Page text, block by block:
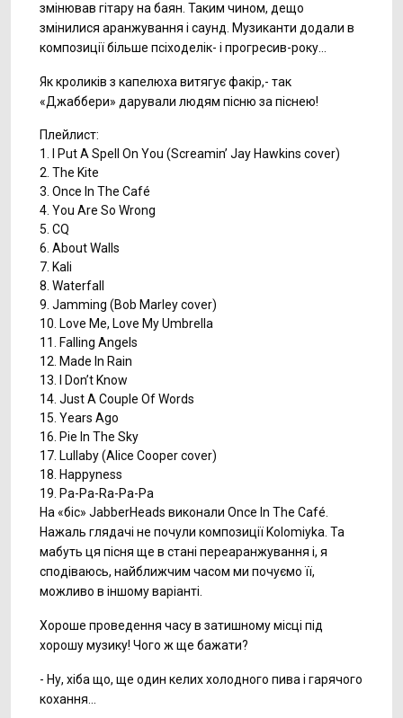
змінював гітару на баян. Таким чином, дещо
змінилися аранжування і саунд. Музиканти додали в
композиції більше псіходелік- і прогресив-року...
Як кроликів з капелюха витягує факір,- так
«Джаббери» дарували людям пісню за піснею!
Плейлист:
1. I Put A Spell On You (Screamin’ Jay Hawkins cover)
2. The Kite
3. Once In The Café
4. You Are So Wrong
5. CQ
6. About Walls
7. Kali
8. Waterfall
9. Jamming (Bob Marley cover)
10. Love Me, Love My Umbrella
11. Falling Angels
12. Made In Rain
13. I Don’t Know
14. Just A Couple Of Words
15. Years Ago
16. Pie In The Sky
17. Lullaby (Alice Cooper cover)
18. Happyness
19. Pa-Pa-Ra-Pa-Pa
На «біс» JabberHeads виконали Once In The Café.
Нажаль глядачі не почули композиції Kolomiyka. Та
мабуть ця пісня ще в стані переаранжування і, я
сподіваюсь, найближчим часом ми почуємо її,
можливо в іншому варіанті.
Хороше проведення часу в затишному місці під
хорошу музику! Чого ж ще бажати?
- Ну, хіба що, ще один келих холодного пива і гарячого
кохання...